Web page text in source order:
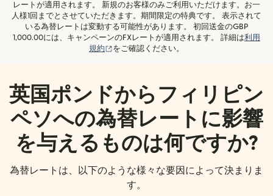
レートが適用されます。 新規のお客様のみご利用いただけます。お一
人様1回までとさせていただきます。期間限定の特典です。 表示されて
いる為替レートは変動する可能性があります。 初回送金のGBP
1,000.00には、キャンペーンのFXレートが適用されます。 詳細は利用
規約
（別ウィンドウで開きます）
をご確認ください。
英国ポンドからフィリピン
ペソへの為替レートに影響
を与えるものは何ですか?
為替レートは、以下のような様々な要因によって決まりま
す。